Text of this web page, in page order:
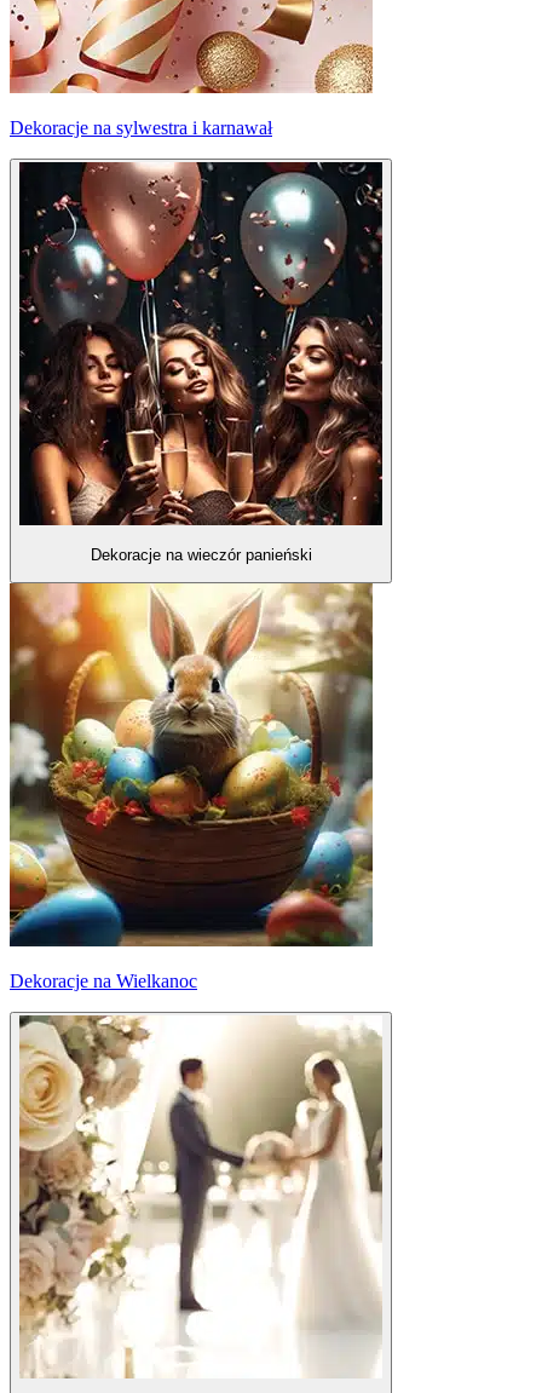
Dekoracje na sylwestra i karnawał
Dekoracje na wieczór panieński
Dekoracje na Wielkanoc